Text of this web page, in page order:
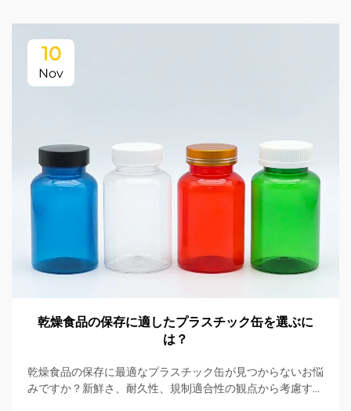
10
Nov
乾燥食品の保存に適したプラスチック缶を選ぶに
は？
乾燥食品の保存に最適なプラスチック缶が見つからないお悩
みですか？新鮮さ、耐久性、規制適合性の観点から考慮すべ